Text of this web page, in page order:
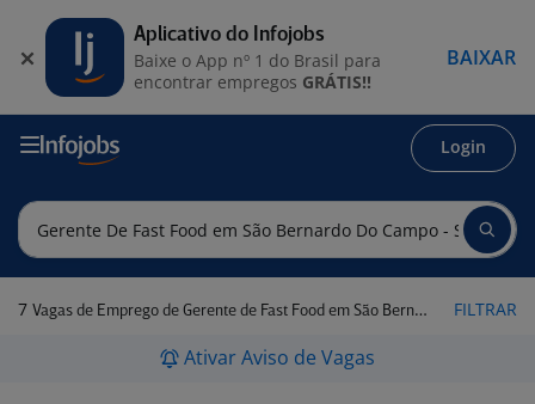
Login
7 Vagas de Emprego de Gerente de Fast Food em São Bernardo do Campo - SP FILTRAR
Ativar Aviso de Vagas
Aplicativo do Infojobs
Baixe o App nº 1 do Brasil para
encontrar empregos GRÁTIS!!
BAIXAR